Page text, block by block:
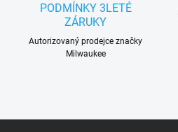
PODMÍNKY 3LETÉ
ZÁRUKY
Autorizovaný prodejce značky
Milwaukee